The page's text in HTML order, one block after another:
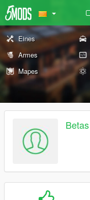
Eines
Armes
Mapes
Betas